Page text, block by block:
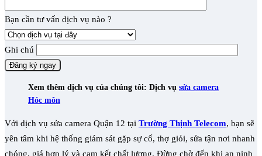
Bạn cần tư vấn dịch vụ nào ?
Ghi chú
Xem thêm dịch vụ của chúng tôi: Dịch vụ sửa camera
Hóc môn
Với dịch vụ sửa camera Quận 12 tại Trường Thịnh Telecom, bạn sẽ
yên tâm khi hệ thống giám sát gặp sự cố, thợ giỏi, sửa tận nơi nhanh
chóng, giá hợp lý và cam kết chất lượng. Đừng chờ đến khi an ninh